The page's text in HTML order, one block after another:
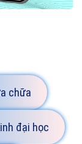
chữa
đại học